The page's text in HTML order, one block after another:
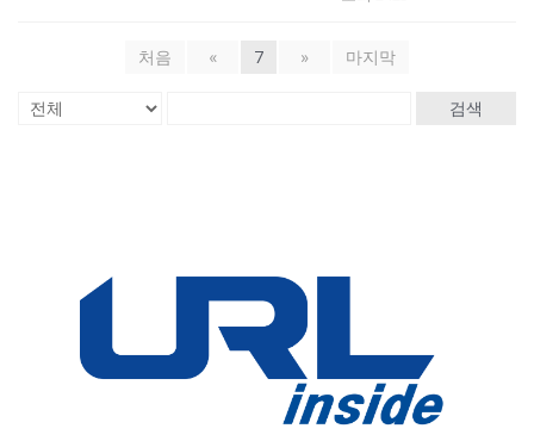
처음 « 7 » 마지막
검색